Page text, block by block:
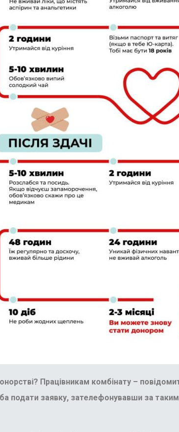
Працівникам комбінату –
подати заявку, зателефонувавши за